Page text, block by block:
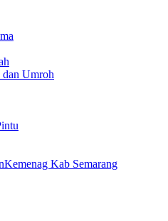
dan Umroh
Kab Semarang